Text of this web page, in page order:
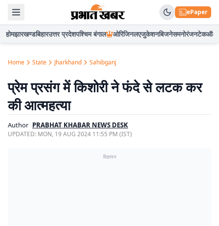
ePaper
होमझारखण्डबिहारउत्तर प्रदेशपश्चिम बंगाल ओरिजिनलएजुकेशनबिजनेसमनोरंजनटेकऑटो
Home State Jharkhand Sahibganj
प्रेम प्रसंग में किशोरी ने फंदे से लटक कर
की आत्महत्या
Author PRABHAT KHABAR NEWS DESK
UPDATED: MON, 19 AUG 2024 11:55 PM (IST)
विज्ञापन